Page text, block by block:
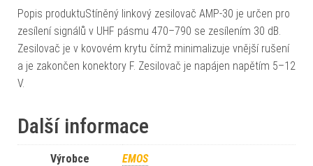
Popis produktuStíněný linkový zesilovač AMP-30 je určen pro
zesílení signálů v UHF pásmu 470–790 se zesílením 30 dB.
Zesilovač je v kovovém krytu čímž minimalizuje vnější rušení
a je zakončen konektory F. Zesilovač je napájen napětím 5–12
V.
Další informace
Výrobce EMOS